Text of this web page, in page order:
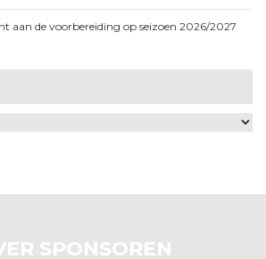
aan de voorbereiding op seizoen 2026/2027
SPONSOREN